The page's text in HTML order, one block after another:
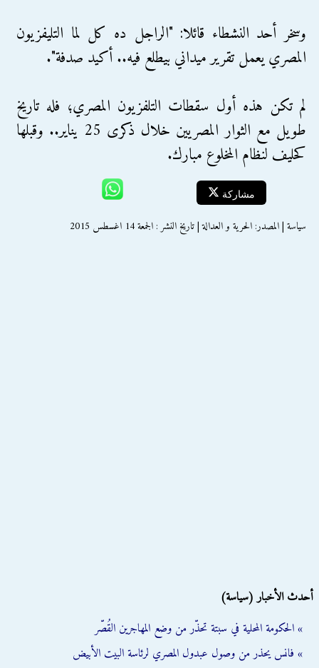
وسخر أحد النشطاء قائلا: "الراجل ده كل لما التليفزيون
المصري يعمل تقرير ميداني بيطلع فيه.. أكيد صدفة".
لم تكن هذه أول سقطات التلفزيون المصري؛ فله تاريخ
طويل مع الثوار المصريين خلال ذكرى 25 يناير.. وقبلها
كحليف لنظام المخلوع مبارك.
مشاركة
سياسة | المصدر: الحرية و العدالة | تاريخ النشر : الجمعة 14 اغسطس 2015
أحدث الأخبار (سياسة)
» الحكومة المحلية في سبتة تحذّر من وضع المهاجرين القُصّر
» فانس يحذر من وصول عبدول المصري لرئاسة البيت الأبيض